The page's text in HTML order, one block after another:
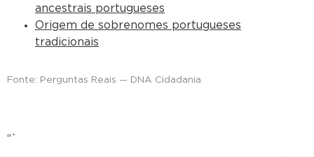
ancestrais portugueses
Origem de sobrenomes portugueses
tradicionais
Fonte: Perguntas Reais — DNA Cidadania
“`